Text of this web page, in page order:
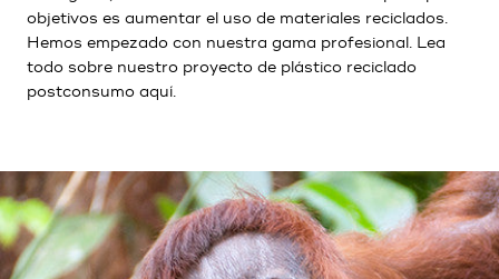
objetivos es aumentar el uso de materiales reciclados.
Hemos empezado con nuestra gama profesional. Lea
todo sobre nuestro proyecto de plástico reciclado
postconsumo aquí.